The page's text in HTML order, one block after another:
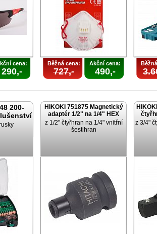
cena:
290,-
Běžná cena:
727,-
Akční cena:
490,-
200-
HIKOKI 751875 Magnetický
adaptér 1/2" na 1/4" HEX
z 1/2" čtyřhran na 1/4" vnitřní
šestihran
z 3/4"